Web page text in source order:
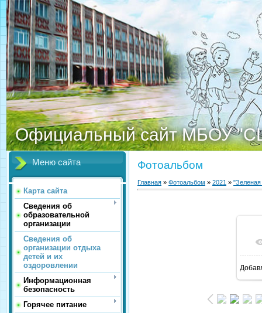
Официальный сайт МБОУ
Меню сайта
Карта сайта
Сведения об
образовательной
организации
Сведения об
организации отдыха
детей и их
оздоровлении
Информационная
безопасность
Горячее питание
Фотоальбом
Главная » Фотоальбом » 2021 »